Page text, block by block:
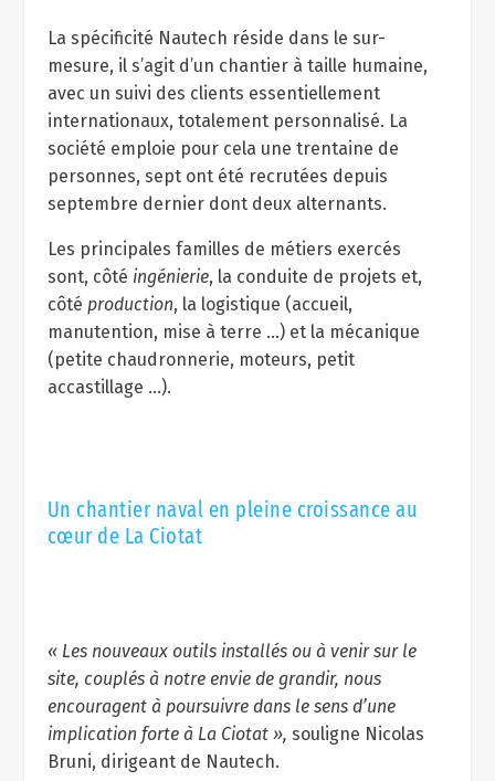
La spécificité Nautech réside dans le sur-
mesure, il s’agit d’un chantier à taille humaine,
avec un suivi des clients essentiellement
internationaux, totalement personnalisé. La
société emploie pour cela une trentaine de
personnes, sept ont été recrutées depuis
septembre dernier dont deux alternants.
Les principales familles de métiers exercés
sont, côté ingénierie, la conduite de projets et,
côté production, la logistique (accueil,
manutention, mise à terre …) et la mécanique
(petite chaudronnerie, moteurs, petit
accastillage …).
Un chantier naval en pleine croissance au
cœur de La Ciotat
« Les nouveaux outils installés ou à venir sur le
site, couplés à notre envie de grandir, nous
encouragent à poursuivre dans le sens d’une
implication forte à La Ciotat », souligne Nicolas
Bruni, dirigeant de Nautech.